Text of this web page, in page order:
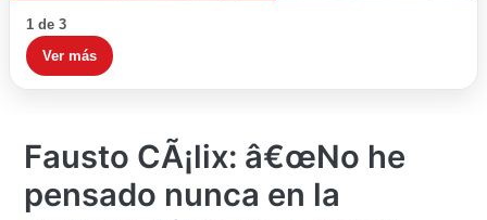
1 de 3
Ver más
Fausto CÃ¡lix: â€œNo he
pensado nunca en la